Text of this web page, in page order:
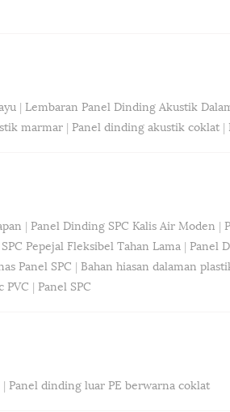
| Lembaran Panel Dinding Akustik
marmar | Panel dinding akustik coklat |
| Panel Dinding SPC Kalis Air Moden |
Pepejal Fleksibel Tahan Lama | Panel
Panel SPC | Bahan hiasan dalaman
PVC | Panel SPC
| Panel dinding luar PE berwarna coklat